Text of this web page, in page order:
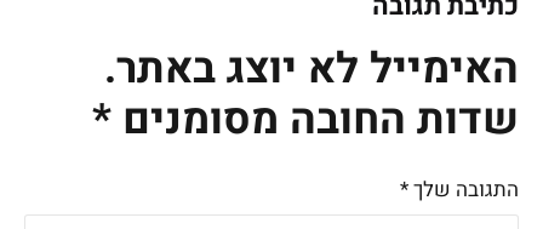
האימייל לא יוצג באתר.
שדות החובה מסומנים *
התגובה שלך*